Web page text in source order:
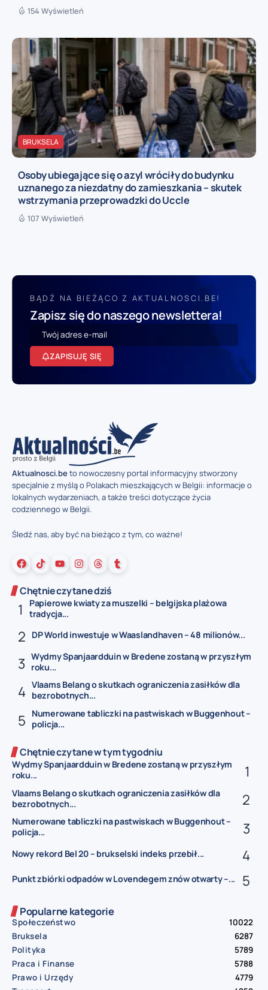
154 Wyświetleń
BRUKSELA
Osoby ubiegające się o azyl wróciły do budynku
uznanego za niezdatny do zamieszkania – skutek
wstrzymania przeprowadzki do Uccle
107 Wyświetleń
BĄDŹ NA BIEŻĄCO Z AKTUALNOSCI.BE!
Zapisz się do naszego newslettera!
ZAPISUJĘ SIĘ
Aktualnosci.beto nowoczesny portal informacyjny stworzony
specjalnie z myślą o Polakach mieszkających w Belgii: informacje o
lokalnych wydarzeniach, a także treści dotyczące życia
codziennego w Belgii.
Śledź nas, aby być na bieżąco z tym, co ważne!
Chętnie czytane dziś
Papierowe kwiaty za muszelki – belgijska plażowa
tradycja...
DP World inwestuje w Waaslandhaven – 48 milionów...
Wydmy Spanjaardduin w Bredene zostaną w przyszłym
roku...
Vlaams Belang o skutkach ograniczenia zasiłków dla
bezrobotnych...
Numerowane tabliczki na pastwiskach w Buggenhout –
policja...
Chętnie czytane w tym tygodniu
Wydmy Spanjaardduin w Bredene zostaną w przyszłym
roku...
Vlaams Belang o skutkach ograniczenia zasiłków dla
bezrobotnych...
Numerowane tabliczki na pastwiskach w Buggenhout –
policja...
Nowy rekord Bel 20 – brukselski indeks przebił...
Punkt zbiórki odpadów w Lovendegem znów otwarty –...
Popularne kategorie
Społeczeństwo
10022
Bruksela
6287
Polityka
5789
Praca i Finanse
5788
Prawo i Urzędy
4779